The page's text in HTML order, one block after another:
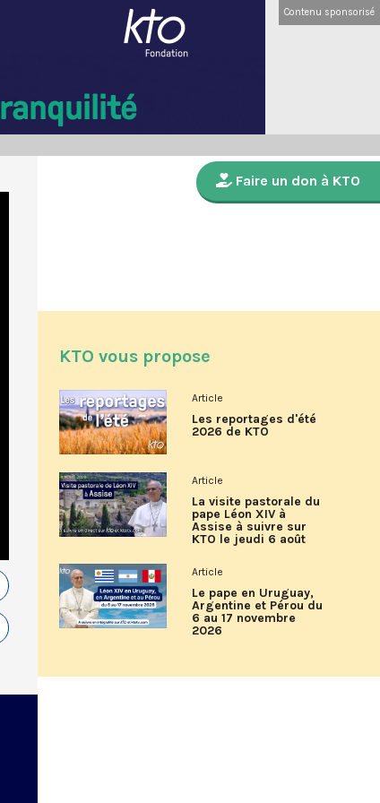
Contenu sponsorisé
Faire un don à KTO
KTO vous propose
Article
Les reportages d'été
2026 de KTO
Article
La visite pastorale du
pape Léon XIV à
Assise à suivre sur
KTO le jeudi 6 août
Article
Le pape en Uruguay,
Argentine et Pérou du
6 au 17 novembre
2026